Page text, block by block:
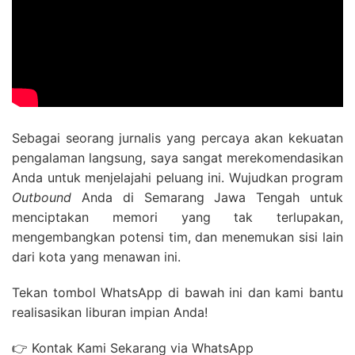
Sebagai seorang jurnalis yang percaya akan kekuatan
pengalaman langsung, saya sangat merekomendasikan
Anda untuk menjelajahi peluang ini. Wujudkan program
Outbound Anda di Semarang Jawa Tengah untuk
menciptakan memori yang tak terlupakan,
mengembangkan potensi tim, dan menemukan sisi lain
dari kota yang menawan ini.
Tekan tombol WhatsApp di bawah ini dan kami bantu
realisasikan liburan impian Anda!
👉 Kontak Kami Sekarang via WhatsApp